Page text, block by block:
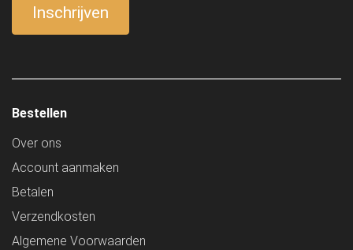
Bestellen
Over ons
Account aanmaken
Betalen
Verzendkosten
Algemene Voorwaarden